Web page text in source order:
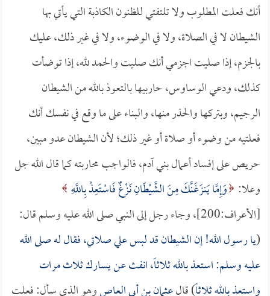
أنك فعلت المطلوب ولا تلتفتي للظنون الكاذبة التي يأتي بها
الشيطان لا في الصلاة، ولا في الوضوء، ولا في غير ذلك، عليك
بالجزم، إذا صليت اجزمي أنك صليت والحمد لله، إذا توضأت
كذلك، ودعي الوساوس، حاربيها بالتعوذ بالله من الشيطان
الرجيم، وبتركها والحذر منها، والبناء على ما وقع في نفسك أنك
فعلتيه من وضوء أو صلاة أو غير ذلك؛ لأن الشيطان عدو مبين،
حريص على إفساد أعمال بني آدم، فالواجب محاربته كما قال الله جل
وعلا: وَإِمَّا يَنزَغَنَّكَ مِنَ الشَّيْطَانِ نَزْغٌ فَاسْتَعِذْ بِاللَّهِ
[الأعراف:200]، وجاء رجل إلى النبي صلى الله عليه وسلم قال:
(يا رسول الله! إن الشيطان قد لبس علي صلاتي، فقال له صلى الله
عليه وسلم: استعذ بالله ثلاثاً، انفث عن يسارك ثلاث مرات